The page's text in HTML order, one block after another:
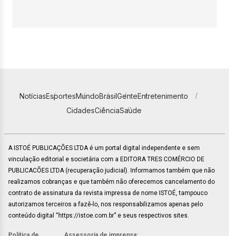
NotíciasEsportesMundoBrasilGenteEntretenimento
CidadesCiênciaSaúde
A ISTOÉ PUBLICAÇÕES LTDA é um portal digital independente e sem
vinculação editorial e societária com a EDITORA TRES COMÉRCIO DE
PUBLICACÕES LTDA (recuperação judicial). Informamos também que não
realizamos cobranças e que também não oferecemos cancelamento do
contrato de assinatura da revista impressa de nome ISTOÉ, tampouco
autorizamos terceiros a fazê-lo, nos responsabilizamos apenas pelo
conteúdo digital “https://istoe.com.br” e seus respectivos sites.